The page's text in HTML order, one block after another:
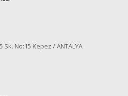
Sk. No:15 Kepez / ANTALYA